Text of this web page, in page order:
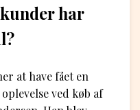
har
at have fået en
ved køb af